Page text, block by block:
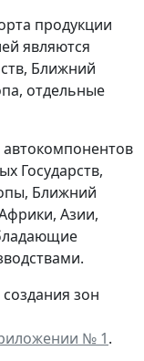
продукции
являются
Ближний
отдельные
Государств,
Ближний
Азии,
зон
№ 1.